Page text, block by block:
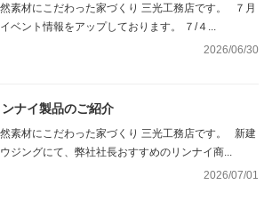
素材にこだわった家づくり 三光工務店です。 ７月
ベント情報をアップしております。 ７/４...
2026/06/30
ンナイ製品のご紹介
素材にこだわった家づくり 三光工務店です。 新建
ジングにて、弊社社長おすすめのリンナイ商...
2026/07/01